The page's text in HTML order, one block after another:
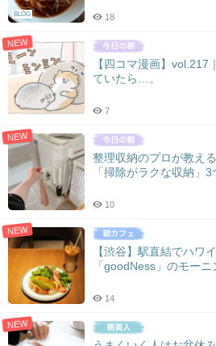
ョBLOG 18
NEW
【四コマ漫画】vol.217
ていたら…。
7
NEW
整理収納のプロが教え
「掃除がラクな収納」3
10
NEW
【渋谷】駅直結でハワ
「goodNess」のモーニ
14
NEW